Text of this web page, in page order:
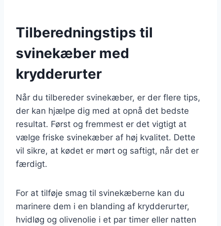
Tilberedningstips til
svinekæber med
krydderurter
Når du tilbereder svinekæber, er der flere tips,
der kan hjælpe dig med at opnå det bedste
resultat. Først og fremmest er det vigtigt at
vælge friske svinekæber af høj kvalitet. Dette
vil sikre, at kødet er mørt og saftigt, når det er
færdigt.
For at tilføje smag til svinekæberne kan du
marinere dem i en blanding af krydderurter,
hvidløg og olivenolie i et par timer eller natten